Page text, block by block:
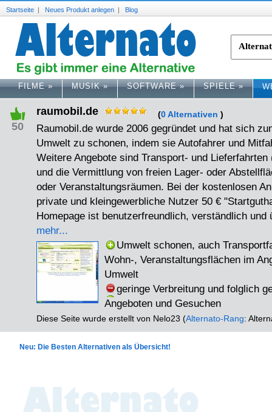
Startseite | Neues Produkt anlegen | Blog
FILME» MUSIK» SOFTWARE» SPIELE»
50
raumobil.de (0 Alternativen )
Raumobil.de wurde 2006 gegründet und hat sich
Umwelt zu schonen, indem sie Autofahrer und
Weitere Angebote sind Transport- und
und die Vermittlung von freien Lager- oder
oder Veranstaltungsräumen. Bei der kostenlosen
private und kleingewerbliche Nutzer 50 €
Homepage ist benutzerfreundlich, verständlich und
mehr...
Umwelt schonen, auch
Wohn-, Veranstaltungsflächen im
Umwelt
geringe Verbreitung und folglich
Angeboten und Gesuchen
Diese Seite wurde erstellt von Nelo23 (Alternato-Rang:
Neu: Die Besten Alternativen als Übersicht!